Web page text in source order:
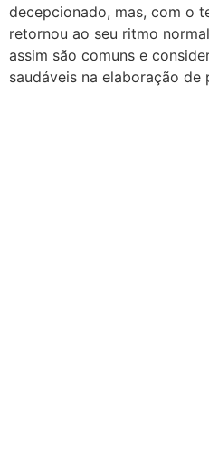
decepcionado, mas, com o
retornou ao seu ritmo
assim são comuns e
saudáveis na elaboração de